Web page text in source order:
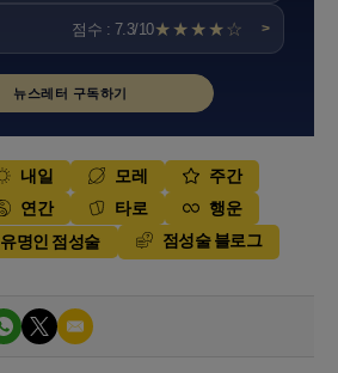
점수 : 7.3/10★★★★☆ >
뉴스레터 구독하기
내일 모레
주간
연간 타로
행운
유명인 점성술 점성술 블로그